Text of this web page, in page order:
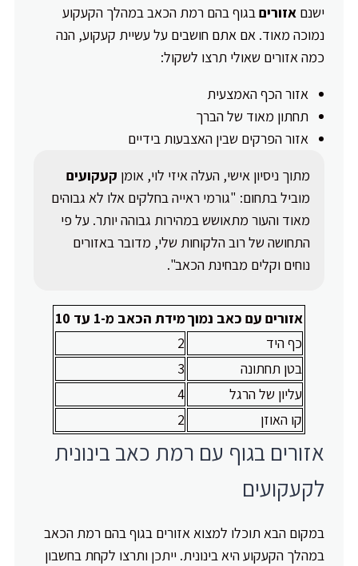
ישנם אזוריםבגוף בהם רמת הכאב במהלך הקעקוע
נמוכה מאוד. אם אתם חושבים על עשיית קעקוע, הנה
כמה אזורים שאולי תרצו לשקול:
אזור הכף האמצעית
תחתון מאוד של הברך
אזור הפרקים שבין האצבעות בידיים
מתוך ניסיון אישי, העלה איזי לוי, אומן קעקועים
מוביל בתחום: "גורמי ראייה בחלקים אלו לא גבוהים
מאוד והעור מתאושש במהירות גבוהה יותר. על פי
התחושה של רוב הלקוחות שלי, מדובר באזורים
נוחים וקלים מבחינת הכאב".
אזורים עם כאב נמוךמידת הכאב מ-1 עד 10
כף היד
2
בטן תחתונה
3
עליון של הרגל
4
קו האוזן
2
אזורים בגוף עם רמת כאב בינונית
לקעקועים
במקום הבא תוכלו למצוא אזורים בגוף בהם רמת הכאב
במהלך הקעקוע היא בינונית. ייתכן ותרצו לקחת בחשבון